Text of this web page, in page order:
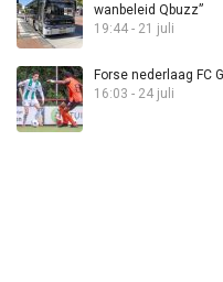
wanbeleid Qbuzz”
19:44 - 21 juli
Forse nederlaag FC
16:03 - 24 juli